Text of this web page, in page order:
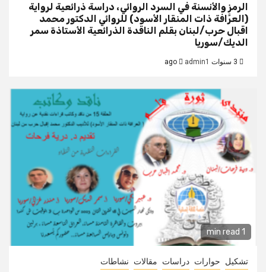
الرمز والأنسنة في السرد الروائي، دراسة ذرائعية لرواية
(العرَّافة ذات المنقار الأسود) للروائي الدكتور محمد
اقبال حرب/لبنان بقلم الناقدة الذرائعية الأستاذة سمر
الديك/سوريا
admin1
1 min read
تشكيل حوارات دراسات مقالات نشاطات